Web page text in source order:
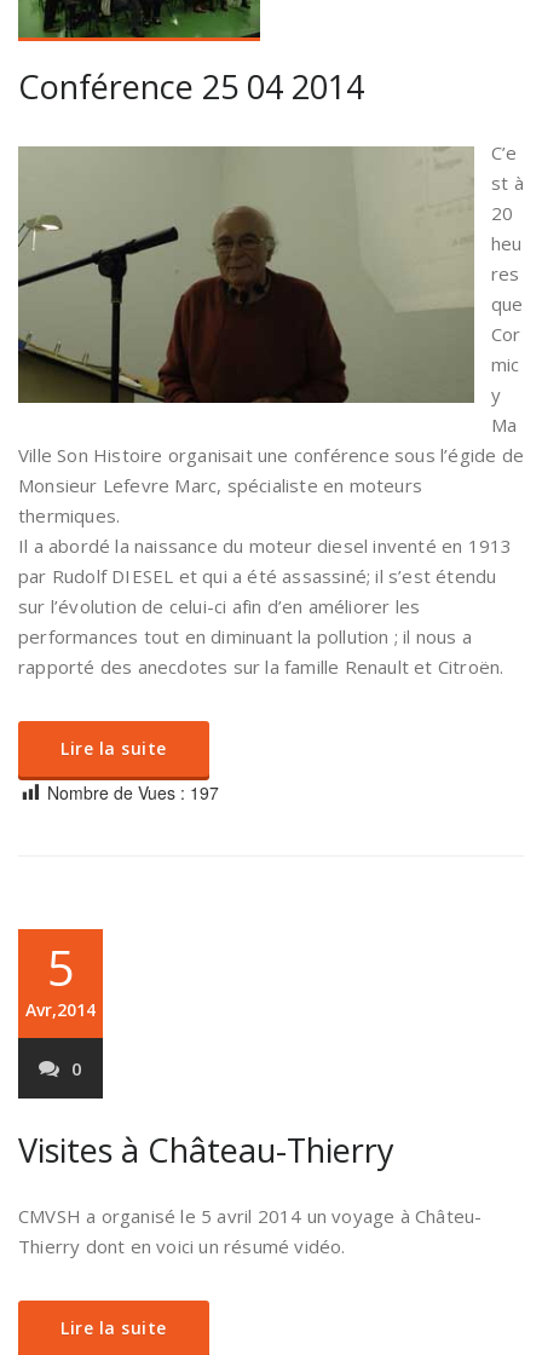
Conférence 25 04 2014
C’e
st à
20
heu
res
que
Cor
mic
y
Ma
Ville Son Histoire organisait une conférence sous l’égide de
Monsieur Lefevre Marc, spécialiste en moteurs
thermiques.
Il a abordé la naissance du moteur diesel inventé en 1913
par Rudolf DIESEL et qui a été assassiné; il s’est étendu
sur l’évolution de celui-ci afin d’en améliorer les
performances tout en diminuant la pollution ; il nous a
rapporté des anecdotes sur la famille Renault et Citroën.
Lire la suite
Nombre de Vues : 197
5
Avr,2014
0
Visites à Château-Thierry
CMVSH a organisé le 5 avril 2014 un voyage à Châteu-
Thierry dont en voici un résumé vidéo.
Lire la suite